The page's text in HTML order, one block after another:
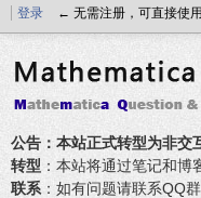
登录 ← 无需注册，可直接使
公告：本站正式转型为非交
转型 ：本站将通过笔记和
联系 ：如有问题请联系QQ